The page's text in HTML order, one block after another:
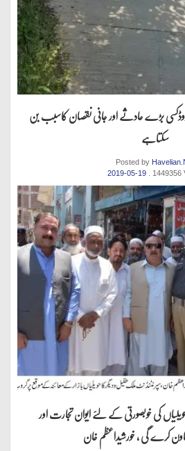
بڑے حادثے اور جانی نقصان کاسبب بن
سکتاہے
Posted by
2019-05-19
. 1449356
کی خوبصورتی کے لئے ایوان تجارت اور
کرے گی ، خورشیداعظم خان